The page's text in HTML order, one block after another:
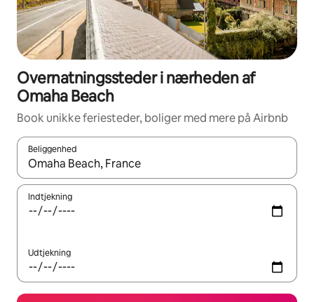
Overnatningssteder i nærheden af
Omaha Beach
Book unikke feriesteder, boliger med mere på Airbnb
Beliggenhed
Når resultaterne er tilgængelige, skal du navigere med
Indtjekning
Udtjekning